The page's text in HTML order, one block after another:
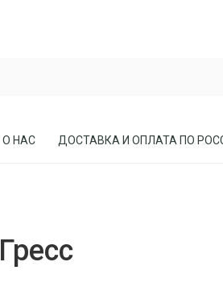
КАБИНЕТЫ, БИБЛИОТЕКИ
О НАС ДОСТАВКА И ОПЛАТА ПО
Гресс